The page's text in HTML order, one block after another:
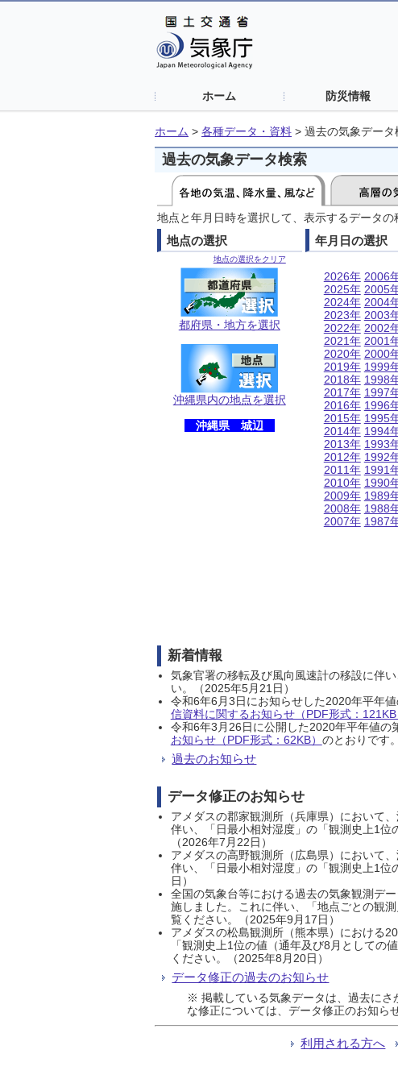
ホーム 防災情報
ホーム > 各種データ・資料 > 過去の気象データ
過去の気象データ検索
地点と年月日時を選択して、表示するデータの
地点の選択
地点の選択をクリア
都府県・地方を選択
沖縄県内の地点を選択
沖縄県 城辺
年月日の選択
2026年
2025年
2024年
2023年
2022年
2021年
2020年
2019年
2018年
2017年
2016年
2015年
2014年
2013年
2012年
2011年
2010年
2009年
2008年
2007年
2006
2005
2004
2003
2002
2001
2000
1999
1998
1997
1996
1995
1994
1993
1992
1991
1990
1989
1988
1987
新着情報
気象官署の移転及び風向風速計の移設に伴
い。（2025年5月21日）
令和6年6月3日にお知らせした2020年平年
信資料に関するお知らせ（PDF形式：121KB
令和6年3月26日に公開した2020年平年値の
お知らせ（PDF形式：62KB） のとおりです
過去のお知らせ
データ修正のお知らせ
アメダスの郡家観測所（兵庫県）において
伴い、「日最小相対湿度」の「観測史上1位
（2026年7月22日）
アメダスの高野観測所（広島県）において
伴い、「日最小相対湿度」の「観測史上1
日）
全国の気象台等における過去の気象観測デ
施しました。これに伴い、「地点ごとの観
覧ください。（2025年9月17日）
アメダスの松島観測所（熊本県）における
「観測史上1位の値（通年及び8月として
ください。（2025年8月20日）
データ修正の過去のお知らせ
※ 掲載している気象データは、過去にさ
な修正については、データ修正のお知ら
利用される方へ